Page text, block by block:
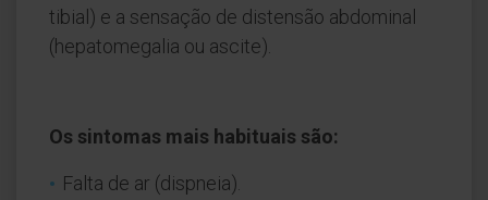
tibial) e a sensação de distensão abdominal
(hepatomegalia ou ascite).
Os sintomas mais habituais são:
Falta de ar (dispneia).